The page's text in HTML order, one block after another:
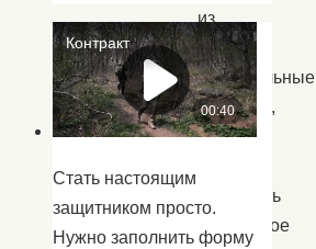
из
бумаги
оригинальные
упаковки,
но
развивать
творческое
Стать настоящим
защитником просто.
Нужно заполнить форму